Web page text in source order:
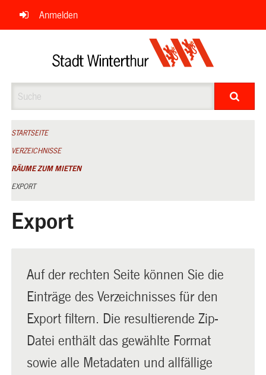
Navigation
überspringen
Anmelden
STARTSEITE
VERZEICHNISSE
RÄUME ZUM MIETEN
EXPORT
Export
Auf der rechten Seite können Sie die
Einträge des Verzeichnisses für den
Export filtern. Die resultierende Zip-
Datei enthält das gewählte Format
sowie alle Metadaten und allfällige